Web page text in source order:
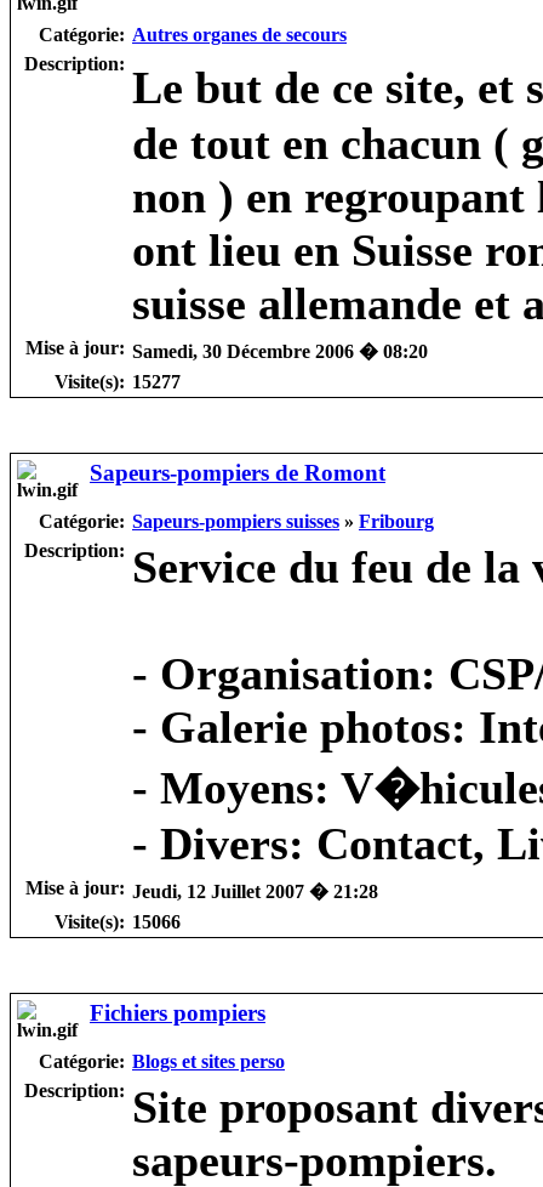
Catégorie: Autres organes de secours
Description: Le but de ce site,
de tout en chacun (
non ) en
ont lieu en Suisse
suisse allemande et
Mise à jour: Samedi, 30 Décembre 2006 � 08:20
Visite(s): 15277
Sapeurs-pompiers de Romont
Catégorie: Sapeurs-pompiers suisses » Fribourg
Description: Service du feu de
- Organisation:
- Galerie photos:
- Moyens:
- Divers: Contact,
Mise à jour: Jeudi, 12 Juillet 2007 � 21:28
Visite(s): 15066
Fichiers pompiers
Catégorie: Blogs et sites perso
Description: Site proposant
sapeurs-pompiers.